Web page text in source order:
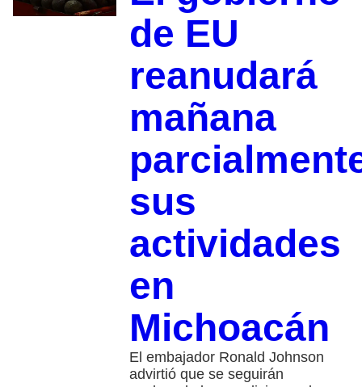
de EU
reanudará
mañana
sus
actividades
en
Michoacán
El embajador Ronald Johnson
advirtió que se seguirán